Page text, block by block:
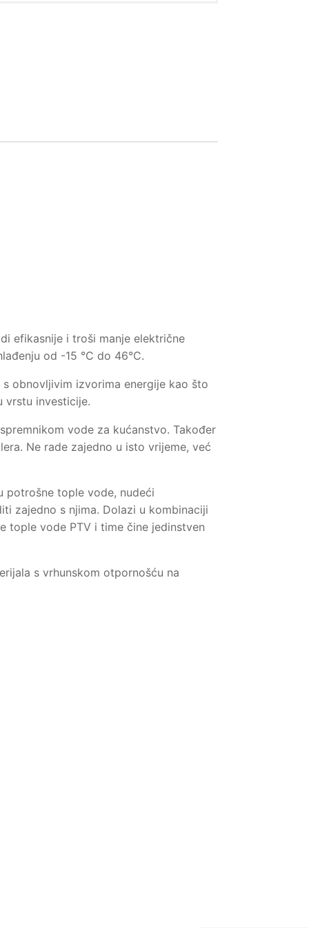
efikasnije i troši manje električne
od -15 °C do 46°C.
obnovljivim izvorima energije kao što
investicije.
vode za kućanstvo. Također
Ne rade zajedno u isto vrijeme, već
potrošne tople vode, nudeći
zajedno s njima. Dolazi u kombinaciji
tople vode PTV i time čine jedinstven
s vrhunskom otpornošću na